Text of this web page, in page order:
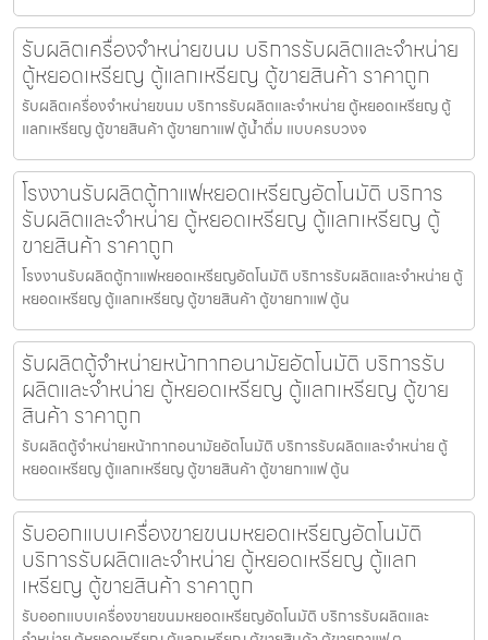
รับผลิตเครื่องจำหน่ายขนม บริการรับผลิตและจำหน่าย
ตู้หยอดเหรียญ ตู้แลกเหรียญ ตู้ขายสินค้า ราคาถูก
รับผลิตเครื่องจำหน่ายขนม บริการรับผลิตและจำหน่าย ตู้หยอดเหรียญ ตู้
แลกเหรียญ ตู้ขายสินค้า ตู้ขายกาแฟ ตู้น้ำดื่ม แบบครบวงจ
โรงงานรับผลิตตู้กาแฟหยอดเหรียญ​อัตโนมัติ บริการ
รับผลิตและจำหน่าย ตู้หยอดเหรียญ ตู้แลกเหรียญ ตู้
ขายสินค้า ราคาถูก
โรงงานรับผลิตตู้กาแฟหยอดเหรียญ​อัตโนมัติ บริการรับผลิตและจำหน่าย ตู้
หยอดเหรียญ ตู้แลกเหรียญ ตู้ขายสินค้า ตู้ขายกาแฟ ตู้น
รับผลิตตู้จำหน่ายหน้ากากอนามัย​อัตโนมัติ บริการรับ
ผลิตและจำหน่าย ตู้หยอดเหรียญ ตู้แลกเหรียญ ตู้ขาย
สินค้า ราคาถูก
รับผลิตตู้จำหน่ายหน้ากากอนามัย​อัตโนมัติ บริการรับผลิตและจำหน่าย ตู้
หยอดเหรียญ ตู้แลกเหรียญ ตู้ขายสินค้า ตู้ขายกาแฟ ตู้น
รับออกแบบเครื่องขายขนมหยอดเหรียญ​​อัตโนมัติ
บริการรับผลิตและจำหน่าย ตู้หยอดเหรียญ ตู้แลก
เหรียญ ตู้ขายสินค้า ราคาถูก
รับออกแบบเครื่องขายขนมหยอดเหรียญ​​อัตโนมัติ บริการรับผลิตและ